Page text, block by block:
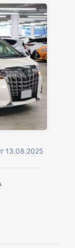
13.08.2025